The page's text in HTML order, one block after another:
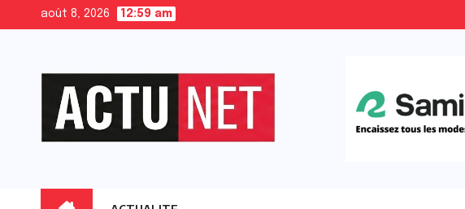
août 8, 2026 12:59 am